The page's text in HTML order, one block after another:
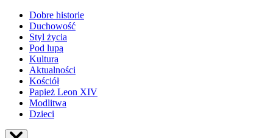
Dobre historie
Duchowość
Styl życia
Pod lupą
Kultura
Aktualności
Kościół
Papież Leon XIV
Modlitwa
Dzieci